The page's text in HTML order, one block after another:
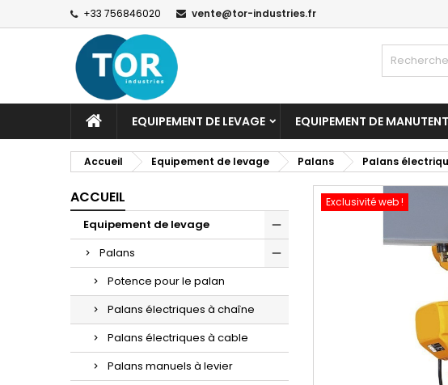
+33 756846020 vente@tor-industries.fr
EQUIPEMENT DE LEVAGE EQUIPEMENT DE
Accueil Equipement de levage Palans Palans
ACCUEIL
Equipement de levage
Palans
Potence pour le palan
Palans électriques à chaîne
Palans électriques à cable
Palans manuels à levier
Exclusivité web !